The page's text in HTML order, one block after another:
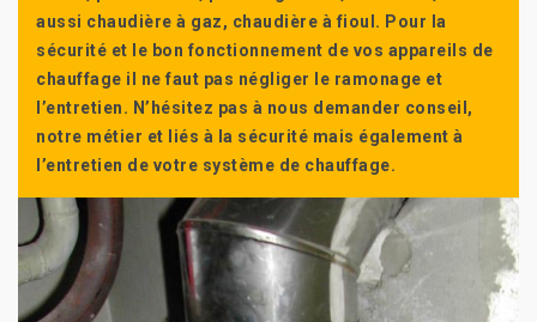
aussi chaudière à gaz, chaudière à fioul. Pour la
sécurité et le bon fonctionnement de vos appareils de
chauffage il ne faut pas négliger le ramonage et
l’entretien. N’hésitez pas à nous demander conseil,
notre métier et liés à la sécurité mais également à
l’entretien de votre système de chauffage.